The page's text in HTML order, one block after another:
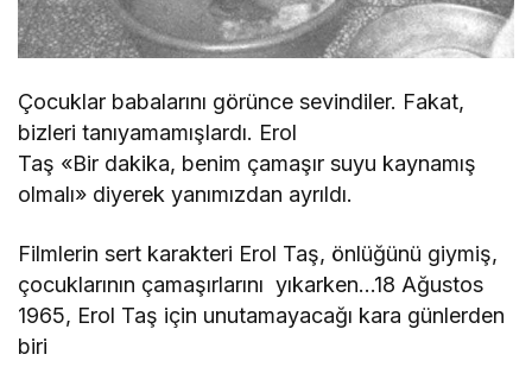
Çocuklar babalarını görünce sevindiler. Fakat,
bizleri tanıyamamışlardı. Erol
Taş «Bir dakika, benim çamaşır suyu kaynamış
olmalı» diyerek yanımızdan ayrıldı.
Filmlerin sert karakteri Erol Taş, önlüğünü giymiş,
çocuklarının çamaşırlarını yıkarken…18 Ağustos
1965, Erol Taş için unutamayacağı kara günlerden
biri